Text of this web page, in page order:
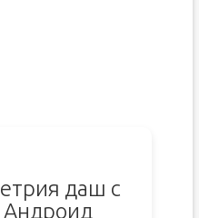
даш с
Андроид